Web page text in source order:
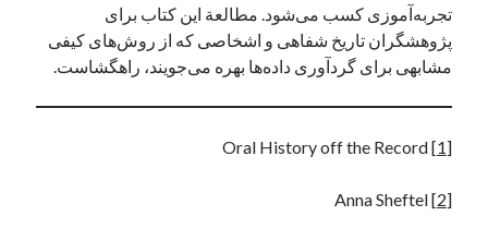
تجربه‌آموزی کسب می‌شود. مطالعة این کتاب برای
پژوهشگران تاریخ شفاهی و اشخاصی که از روش‌های کیفی
مشابهی برای گردآوری داده‌ها بهره می‌جویند، راهگشاست.
[1]
Oral History off the Record
[2]
Anna Sheftel